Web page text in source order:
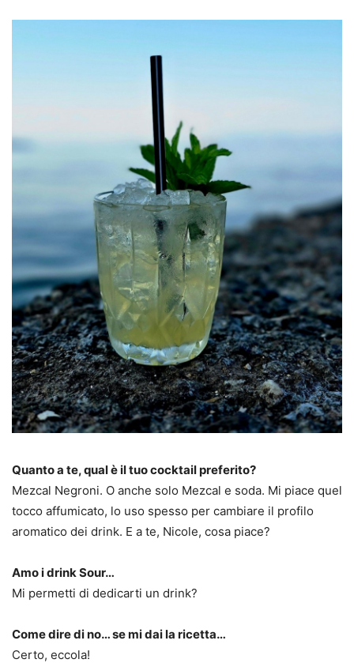
Quanto a te, qual è il tuo cocktail preferito?
Mezcal Negroni. O anche solo Mezcal e soda. Mi piace quel
tocco affumicato, lo uso spesso per cambiare il profilo
aromatico dei drink. E a te, Nicole, cosa piace?
Amo i drink Sour…
Mi permetti di dedicarti un drink?
Come dire di no… se mi dai la ricetta…
Certo, eccola!